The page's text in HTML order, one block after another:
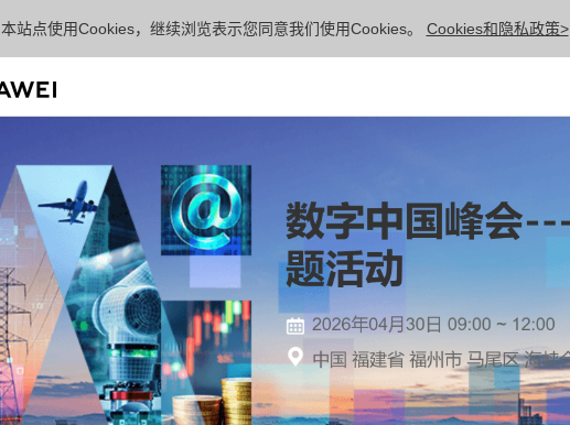
本站点使用Cookies，继续浏览表示您同意我们使用Cookies。 Cookies和隐私政策>